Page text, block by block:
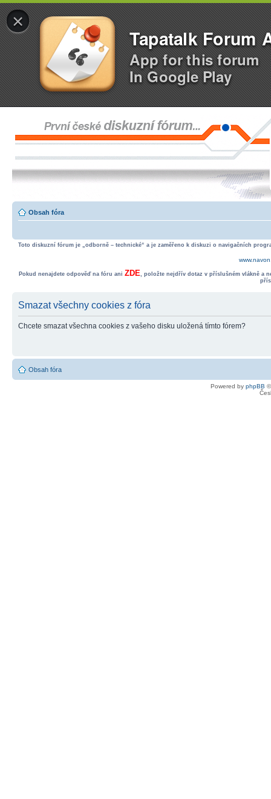
×
Tapatalk Forum
App for this forum
In Google Play
Obsah fóra
Toto diskuzní fórum je „odborně – technické“ a je zaměřeno k diskuzi o navigačních
Pokud nenajdete odpověď na fóru ani ZDE, položte nejdřív dotaz v příslušném vlákně a
Smazat všechny cookies z fóra
Chcete smazat všechna cookies z vašeho disku uložená tímto fórem?
Obsah fóra
Powered by phpBB